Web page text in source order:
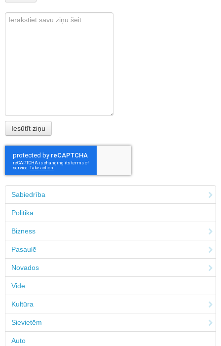
Sabiedrība
Politika
Bizness
Pasaulē
Novados
Vide
Kultūra
Sievietēm
Auto